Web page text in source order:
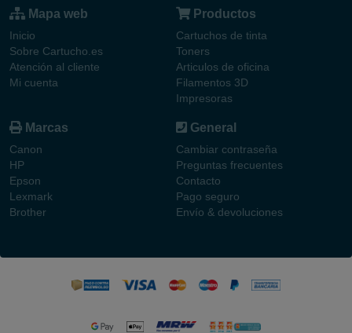
Mapa web
Inicio
Sobre Cartucho.es
Atención al cliente
Mi cuenta
Productos
Cartuchos de tinta
Toners
Articulos de oficina
Filamentos 3D
Impresoras
Marcas
Canon
HP
Epson
Lexmark
Brother
General
Cambiar contraseña
Preguntas frecuentes
Contacto
Pago seguro
Envío & devoluciones